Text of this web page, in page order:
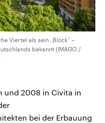
Viertel als sein „Block” –
bekannt (IMAGO /
und 2008 in Civita in
bei der Erbauung